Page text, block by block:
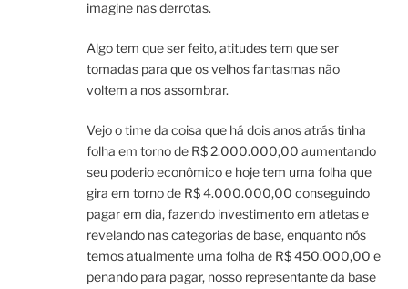
imagine nas derrotas.
Algo tem que ser feito, atitudes tem que ser
tomadas para que os velhos fantasmas não
voltem a nos assombrar.
Vejo o time da coisa que há dois anos atrás tinha
folha em torno de R$ 2.000.000,00 aumentando
seu poderio econômico e hoje tem uma folha que
gira em torno de R$ 4.000.000,00 conseguindo
pagar em dia, fazendo investimento em atletas e
revelando nas categorias de base, enquanto nós
temos atualmente uma folha de R$ 450.000,00 e
penando para pagar, nosso representante da base